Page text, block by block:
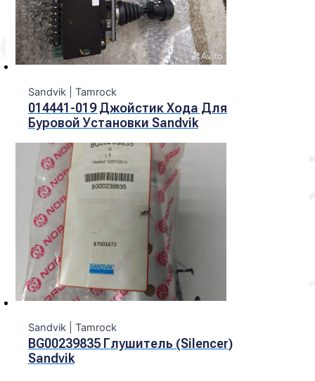
Sandvik | Tamroсk
014441-019 Джойстик Хода Для
Буровой Установки Sandvik
Sandvik | Tamroсk
BG00239835 Глушитель (Silencer)
Sandvik